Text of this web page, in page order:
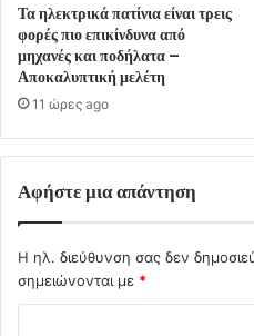
Τα ηλεκτρικά πατίνια είναι τρεις
φορές πιο επικίνδυνα από
μηχανές και ποδήλατα –
Αποκαλυπτική μελέτη
11 ώρες ago
Αφήστε μια απάντηση
Η ηλ. διεύθυνση σας δεν
σημειώνονται με *